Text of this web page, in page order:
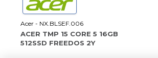
Acer - NX.BLSEF.006
ACER TMP 15 CORE 5 16GB
512SSD FREEDOS 2Y